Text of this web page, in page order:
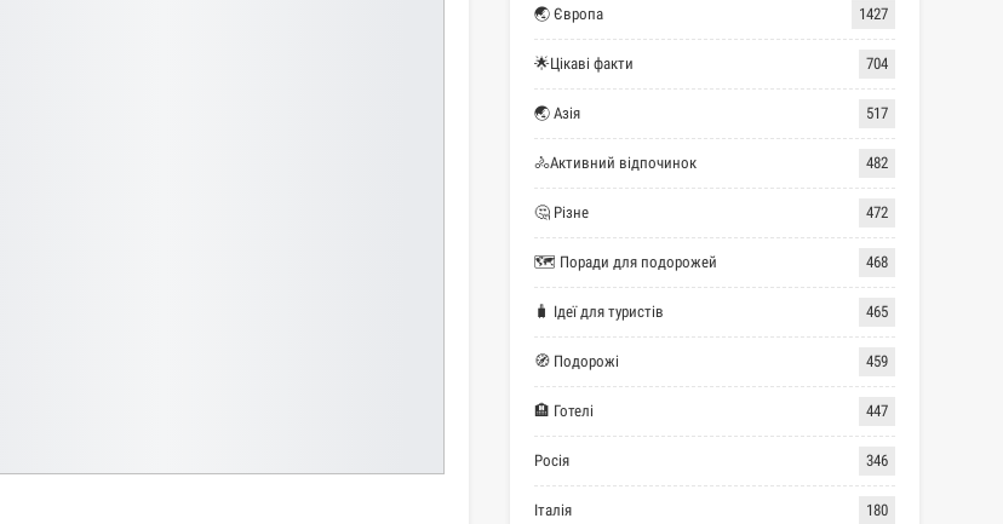
🌏 Європа 1427
🌟Цікаві факти 704
🌏 Азія 517
🚴Активний відпочинок 482
🤔 Різне 472
🗺 Поради для подорожей 468
🧳 Ідеї для туристів 465
🧭 Подорожі 459
🏨 Готелі 447
Росія 346
Італія 180